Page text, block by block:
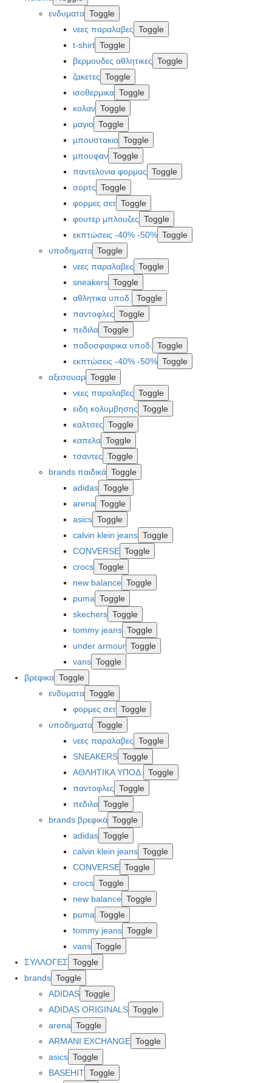
ενδυματα Toggle
νεες παραλαβες Toggle
t-shirt Toggle
βερμουδες αθλητικες Toggle
ζακετες Toggle
ισοθερμικα Toggle
κολαν Toggle
μαγιο Toggle
μπουστακια Toggle
μπουφαν Toggle
παντελονια φορμας Toggle
σορτς Toggle
φορμες σετ Toggle
φουτερ μπλουζες Toggle
εκπτώσεις -40% -50% Toggle
υποδηματα Toggle
νεες παραλαβες Toggle
sneakers Toggle
αθλητικα υποδ.
Toggle
παντοφλες Toggle
πεδιλα Toggle
ποδοσφαιρικα υποδ.
Toggle
εκπτώσεις -40% -50% Toggle
αξεσουαρ Toggle
νεες παραλαβες Toggle
ειδη κολυμβησης Toggle
καλτσες Toggle
καπελα Toggle
τσαντες Toggle
brands παιδικά Toggle
adidas Toggle
arena Toggle
asics Toggle
calvin klein jeans Toggle
CONVERSE Toggle
crocs Toggle
new balance Toggle
puma Toggle
skechers Toggle
tommy jeans Toggle
under armour Toggle
vans Toggle
βρεφικα Toggle
ενδυματα Toggle
φορμες σετ Toggle
υποδηματα Toggle
νεες παραλαβες Toggle
SNEAKERS Toggle
ΑΘΛΗΤΙΚΑ ΥΠΟΔ.
Toggle
παντοφλες Toggle
πεδιλα Toggle
brands βρεφικά Toggle
adidas Toggle
calvin klein jeans Toggle
CONVERSE Toggle
crocs Toggle
new balance Toggle
puma Toggle
tommy jeans Toggle
vans Toggle
ΣΥΛΛΟΓΕΣ Toggle
brands Toggle
ADIDAS Toggle
ADIDAS ORIGINALS Toggle
arena Toggle
ARMANI EXCHANGE Toggle
asics Toggle
BASEHIT Toggle